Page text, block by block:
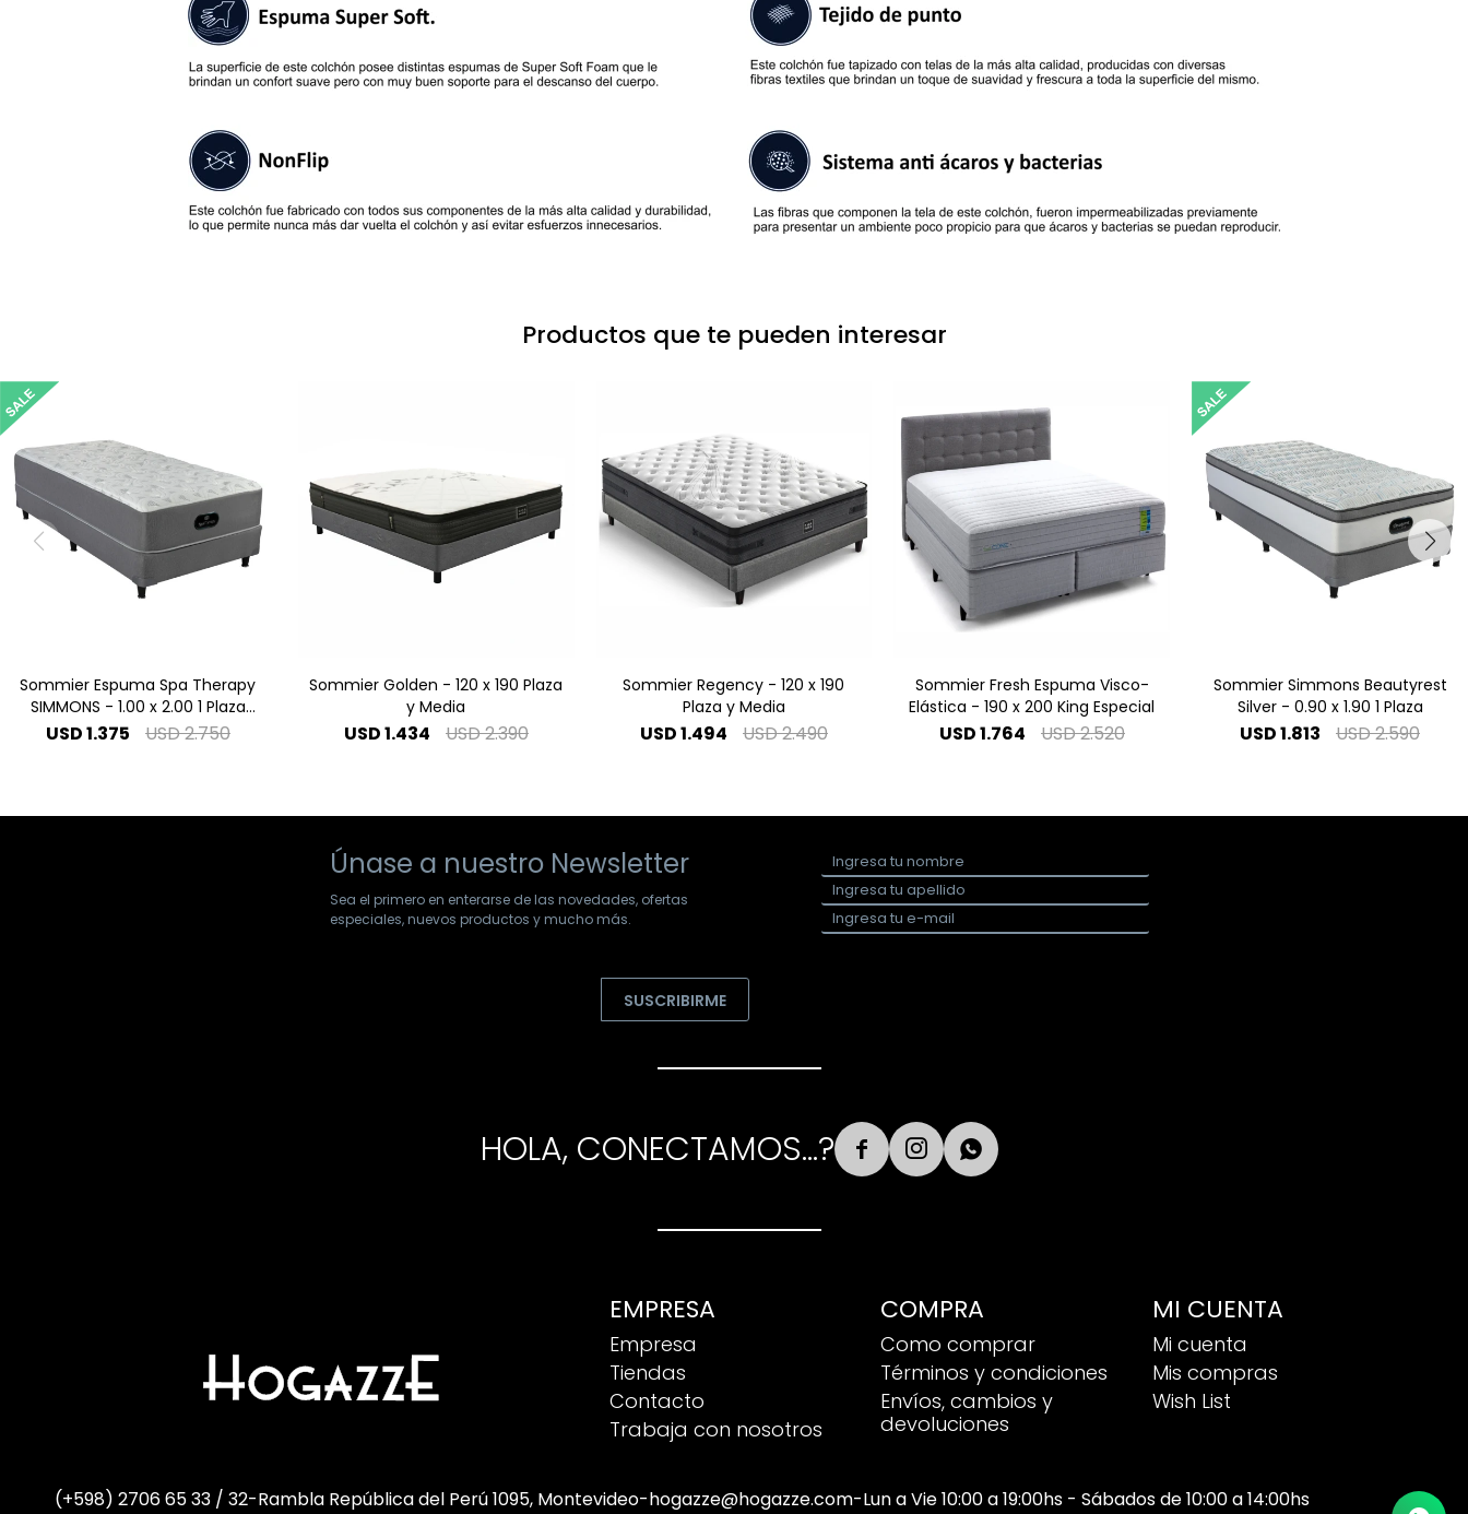
Productos que te pueden interesar
Sommier Espuma Spa Therapy
SIMMONS - 1.00 x 2.00 1 Plaza
Especial
USD1.375 USD2.750
Sommier Golden - 120 x 190 Plaza
y Media
USD1.434 USD2.390
Sommier Regency - 120 x 190
Plaza y Media
USD1.494 USD2.490
Sommier Fresh Espuma Visco-
Elástica - 190 x 200 King Especial
USD1.764 USD2.520
Sommier Simmons Beautyrest
Silver - 0.90 x 1.90 1 Plaza
USD1.813 USD2.590
EMPRESA
Empresa
Tiendas
Contacto
Trabaja con nosotros
COMPRA
Como comprar
Términos y condiciones
Envíos, cambios y
devoluciones
MI CUENTA
Mi cuenta
Mis compras
Wish List
Únase a nuestro Newsletter
Sea el primero en enterarse de las novedades, ofertas
especiales, nuevos productos y mucho más.
SUSCRIBIRME
HOLA, CONECTAMOS...?   
(+598) 2706 65 33 / 32-Rambla República del Perú 1095, Montevideo-hogazze@hogazze.com-Lun a Vie 10:00 a 19:00hs - Sábados de 10:00 a 14:00hs